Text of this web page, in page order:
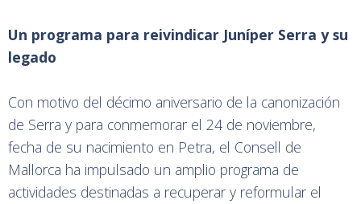
Un programa para reivindicar Juníper Serra y su
legado
Con motivo del décimo aniversario de la canonización
de Serra y para conmemorar el 24 de noviembre,
fecha de su nacimiento en Petra, el Consell de
Mallorca ha impulsado un amplio programa de
actividades destinadas a recuperar y reformular el